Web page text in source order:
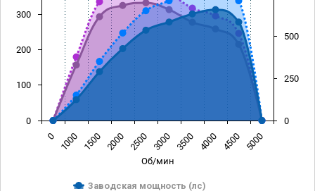
Об/мин
Заводская мощность (лс)
0 1000 1500 2000 2500 3000 3500 4000 4500 5000
0
100
200
300
0
250
500